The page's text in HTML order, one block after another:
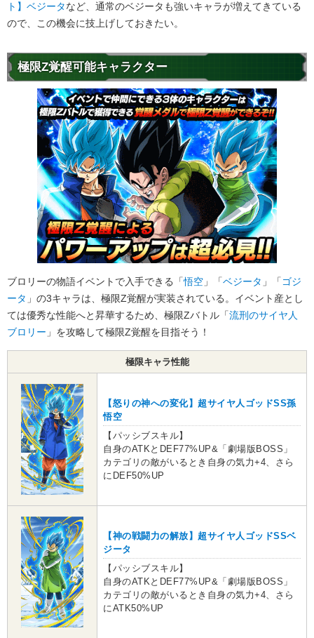
ト】ベジータなど、通常のベジータも強いキャラが増えてきている
ので、この機会に技上げしておきたい。
極限Z覚醒可能キャラクター
ブロリーの物語イベントで入手できる「悟空 」「ベジータ 」「 ゴジ
ータ 」の3キャラは、極限Z覚醒が実装されている。イベント産とし
ては優秀な性能へと昇華するため、極限Zバトル「流刑のサイヤ人
ブロリー 」を攻略して極限Z覚醒を目指そう！
極限キャラ性能
【怒りの神への変化】超サイヤ人ゴッドSS孫
悟空
【パッシブスキル】
自身のATKとDEF77%UP&「劇場版BOSS」
カテゴリの敵がいるとき自身の気力+4、さら
にDEF50%UP
【神の戦闘力の解放】超サイヤ人ゴッドSSベ
ジータ
【パッシブスキル】
自身のATKとDEF77%UP&「劇場版BOSS」
カテゴリの敵がいるとき自身の気力+4、さら
にATK50%UP